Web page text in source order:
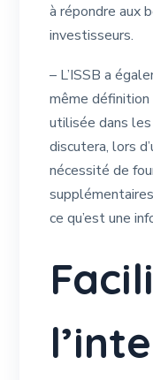
à répondre aux
investisseurs.
– L’ISSB a
même
utilisée dans
discutera, lors
nécessité de
ce qu’est une